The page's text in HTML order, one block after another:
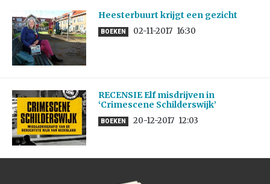
Heesterbuurt krijgt een gezicht
BOEKEN 02-11-2017 16:30
RECENSIE Elf misdrijven in
‘Crimescene Schilderswijk’
BOEKEN 20-12-2017 12:03